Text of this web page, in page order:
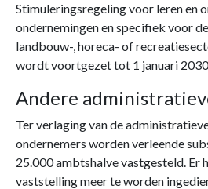
Stimuleringsregeling voor leren en
ondernemingen en specifiek voor
landbouw-, horeca- of
wordt voortgezet tot 1 januari
Andere
Ter verlaging van de
ondernemers worden verleende
25.000 ambtshalve vastgesteld. Er
vaststelling meer te worden